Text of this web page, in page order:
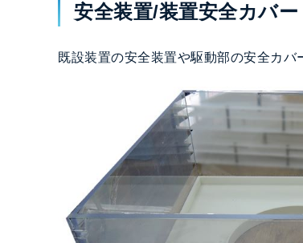
安全装置/装置安全カバー
既設装置の安全装置や駆動部の安全カバ